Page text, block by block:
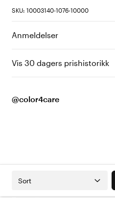
SKU: 10003140-1076-10000
Anmeldelser
Vis 30 dagers prishistorikk
@color4care
Sort